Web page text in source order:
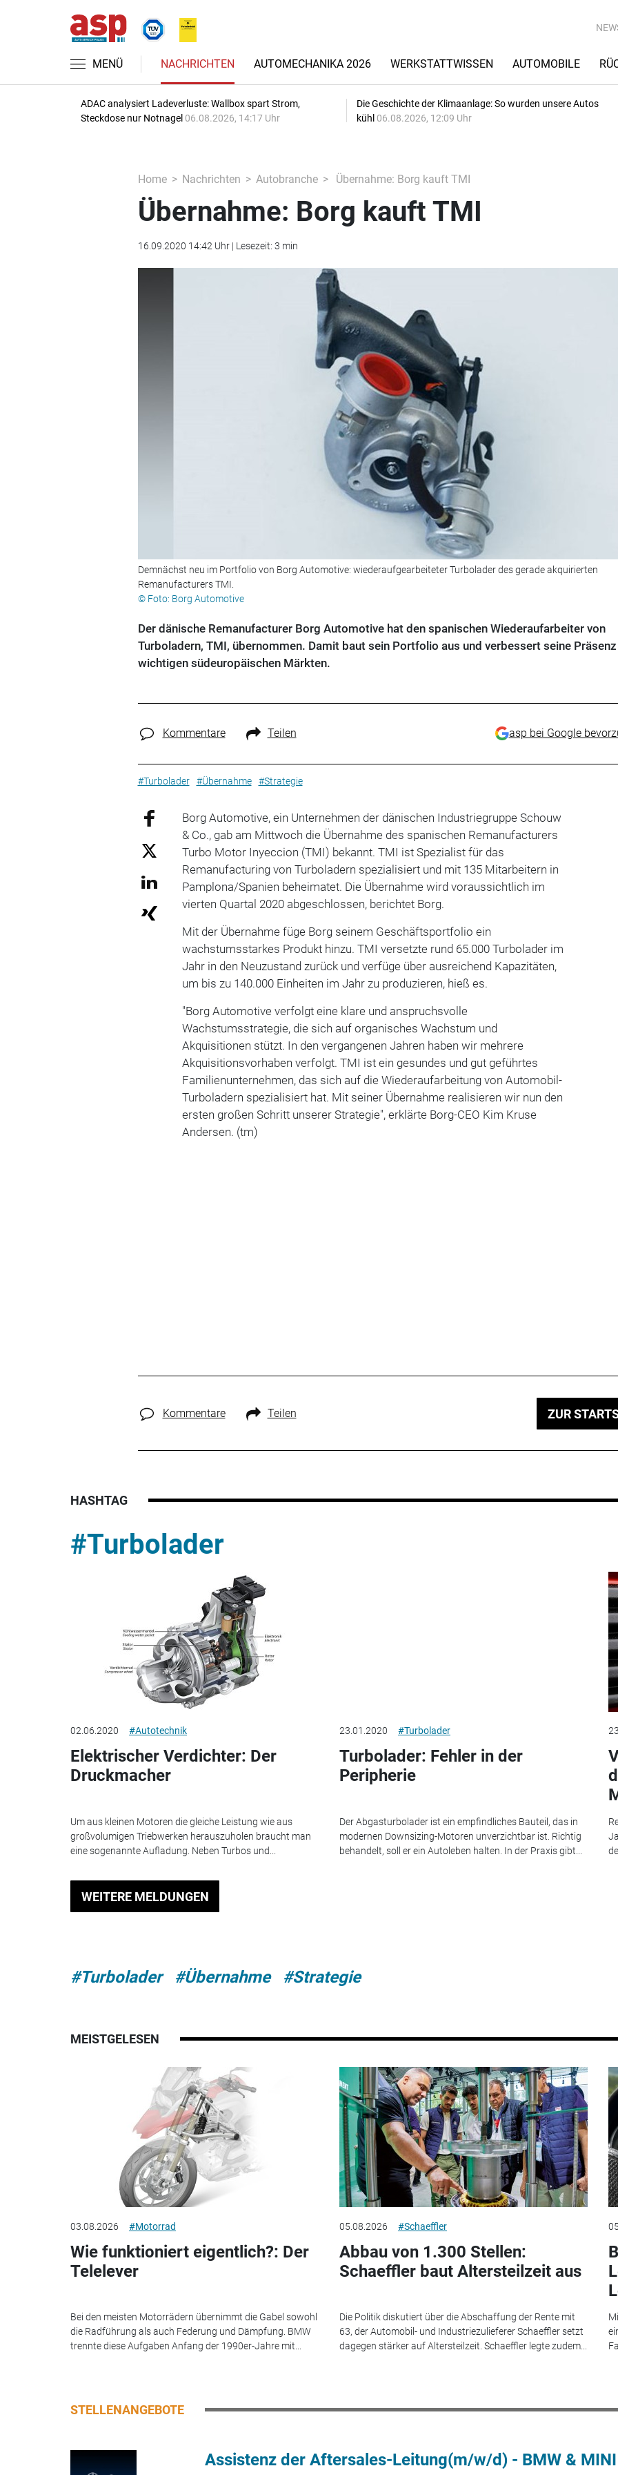
MENÜ NACHRICHTEN AUTOMECHANIKA 2026 WERKSTATTWISSEN AUTOMOBILE
ADAC analysiert Ladeverluste: Wallbox spart Strom,
Steckdose nur Notnagel 06.08.2026, 14:17 Uhr
Die Geschichte der Klimaanlage: So wurden unsere Autos
kühl 06.08.2026, 12:09 Uhr
Home Nachrichten Autobranche Übernahme: Borg kauft TMI
Übernahme: Borg kauft TMI
16.09.2020 14:42 Uhr | Lesezeit: 3 min
Demnächst neu im Portfolio von Borg Automotive: wiederaufgearbeiteter Turbolader des gerade akquirierten
Remanufacturers TMI.
© Foto: Borg Automotive
Der dänische Remanufacturer Borg Automotive hat den spanischen Wiederaufarbeiter von
Turboladern, TMI, übernommen. Damit baut sein Portfolio aus und verbessert seine
wichtigen südeuropäischen Märkten.
Kommentare Teilen asp bei Google
#Turbolader #Übernahme #Strategie
Borg Automotive, ein Unternehmen der dänischen Industriegruppe Schouw
& Co., gab am Mittwoch die Übernahme des spanischen Remanufacturers
Turbo Motor Inyeccion (TMI) bekannt. TMI ist Spezialist für das
Remanufacturing von Turboladern spezialisiert und mit 135 Mitarbeitern in
Pamplona/Spanien beheimatet. Die Übernahme wird voraussichtlich im
vierten Quartal 2020 abgeschlossen, berichtet Borg.
Mit der Übernahme füge Borg seinem Geschäftsportfolio ein
wachstumsstarkes Produkt hinzu. TMI versetzte rund 65.000 Turbolader im
Jahr in den Neuzustand zurück und verfüge über ausreichend Kapazitäten,
um bis zu 140.000 Einheiten im Jahr zu produzieren, hieß es.
"Borg Automotive verfolgt eine klare und anspruchsvolle
Wachstumsstrategie, die sich auf organisches Wachstum und
Akquisitionen stützt. In den vergangenen Jahren haben wir mehrere
Akquisitionsvorhaben verfolgt. TMI ist ein gesundes und gut geführtes
Familienunternehmen, das sich auf die Wiederaufarbeitung von Automobil-
Turboladern spezialisiert hat. Mit seiner Übernahme realisieren wir nun den
ersten großen Schritt unserer Strategie", erklärte Borg-CEO Kim Kruse
Andersen. (tm)
Kommentare Teilen ZUR
HASHTAG
#Turbolader
02.06.2020 #Autotechnik
Elektrischer Verdichter: Der
Druckmacher
Um aus kleinen Motoren die gleiche Leistung wie aus
großvolumigen Triebwerken herauszuholen braucht man
eine sogenannte Aufladung. Neben Turbos und...
23.01.2020 #Turbolader
Turbolader: Fehler in der
Peripherie
Der Abgasturbolader ist ein empfindliches Bauteil, das in
modernen Downsizing-Motoren unverzichtbar ist. Richtig
behandelt, soll er ein Autoleben halten. In der Praxis gibt...
WEITERE MELDUNGEN
#Turbolader #Übernahme #Strategie
MEISTGELESEN
03.08.2026 #Motorrad
Wie funktioniert eigentlich?: Der
Telelever
Bei den meisten Motorrädern übernimmt die Gabel sowohl
die Radführung als auch Federung und Dämpfung. BMW
trennte diese Aufgaben Anfang der 1990er-Jahre mit...
05.08.2026 #Schaeffler
Abbau von 1.300 Stellen:
Schaeffler baut Altersteilzeit aus
Die Politik diskutiert über die Abschaffung der Rente mit
63, der Automobil- und Industriezulieferer Schaeffler setzt
dagegen stärker auf Altersteilzeit. Schaeffler legte zudem...
STELLENANGEBOTE
Assistenz der Aftersales-Leitung(m/w/d) - BMW & MINI